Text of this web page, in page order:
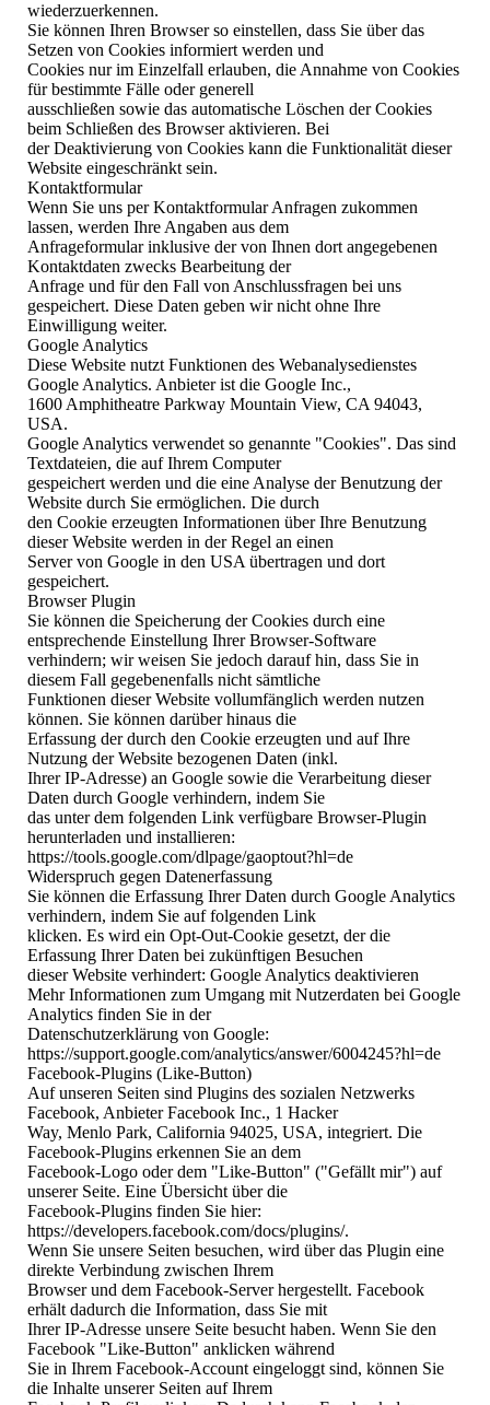
wiederzuerkennen.
Sie können Ihren Browser so einstellen, dass Sie über das
Setzen von Cookies informiert werden und
Cookies nur im Einzelfall erlauben, die Annahme von Cookies
für bestimmte Fälle oder generell
ausschließen sowie das automatische Löschen der Cookies
beim Schließen des Browser aktivieren. Bei
der Deaktivierung von Cookies kann die Funktionalität dieser
Website eingeschränkt sein.
Kontaktformular
Wenn Sie uns per Kontaktformular Anfragen zukommen
lassen, werden Ihre Angaben aus dem
Anfrageformular inklusive der von Ihnen dort angegebenen
Kontaktdaten zwecks Bearbeitung der
Anfrage und für den Fall von Anschlussfragen bei uns
gespeichert. Diese Daten geben wir nicht ohne Ihre
Einwilligung weiter.
Google Analytics
Diese Website nutzt Funktionen des Webanalysedienstes
Google Analytics. Anbieter ist die Google Inc.,
1600 Amphitheatre Parkway Mountain View, CA 94043,
USA.
Google Analytics verwendet so genannte "Cookies". Das sind
Textdateien, die auf Ihrem Computer
gespeichert werden und die eine Analyse der Benutzung der
Website durch Sie ermöglichen. Die durch
den Cookie erzeugten Informationen über Ihre Benutzung
dieser Website werden in der Regel an einen
Server von Google in den USA übertragen und dort
gespeichert.
Browser Plugin
Sie können die Speicherung der Cookies durch eine
entsprechende Einstellung Ihrer Browser-Software
verhindern; wir weisen Sie jedoch darauf hin, dass Sie in
diesem Fall gegebenenfalls nicht sämtliche
Funktionen dieser Website vollumfänglich werden nutzen
können. Sie können darüber hinaus die
Erfassung der durch den Cookie erzeugten und auf Ihre
Nutzung der Website bezogenen Daten (inkl.
Ihrer IP-Adresse) an Google sowie die Verarbeitung dieser
Daten durch Google verhindern, indem Sie
das unter dem folgenden Link verfügbare Browser-Plugin
herunterladen und installieren:
https://tools.google.com/dlpage/gaoptout?hl=de
Widerspruch gegen Datenerfassung
Sie können die Erfassung Ihrer Daten durch Google Analytics
verhindern, indem Sie auf folgenden Link
klicken. Es wird ein Opt-Out-Cookie gesetzt, der die
Erfassung Ihrer Daten bei zukünftigen Besuchen
dieser Website verhindert: Google Analytics deaktivieren
Mehr Informationen zum Umgang mit Nutzerdaten bei Google
Analytics finden Sie in der
Datenschutzerklärung von Google:
https://support.google.com/analytics/answer/6004245?hl=de
Facebook-Plugins (Like-Button)
Auf unseren Seiten sind Plugins des sozialen Netzwerks
Facebook, Anbieter Facebook Inc., 1 Hacker
Way, Menlo Park, California 94025, USA, integriert. Die
Facebook-Plugins erkennen Sie an dem
Facebook-Logo oder dem "Like-Button" ("Gefällt mir") auf
unserer Seite. Eine Übersicht über die
Facebook-Plugins finden Sie hier:
https://developers.facebook.com/docs/plugins/.
Wenn Sie unsere Seiten besuchen, wird über das Plugin eine
direkte Verbindung zwischen Ihrem
Browser und dem Facebook-Server hergestellt. Facebook
erhält dadurch die Information, dass Sie mit
Ihrer IP-Adresse unsere Seite besucht haben. Wenn Sie den
Facebook "Like-Button" anklicken während
Sie in Ihrem Facebook-Account eingeloggt sind, können Sie
die Inhalte unserer Seiten auf Ihrem